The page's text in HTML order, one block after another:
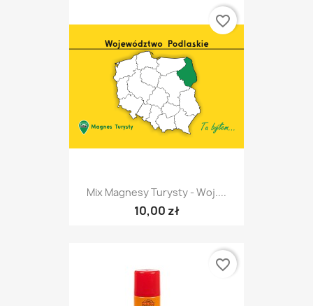
Mix Magnesy Turysty - Woj....
10,00 zł
favorite_border
favorite_border